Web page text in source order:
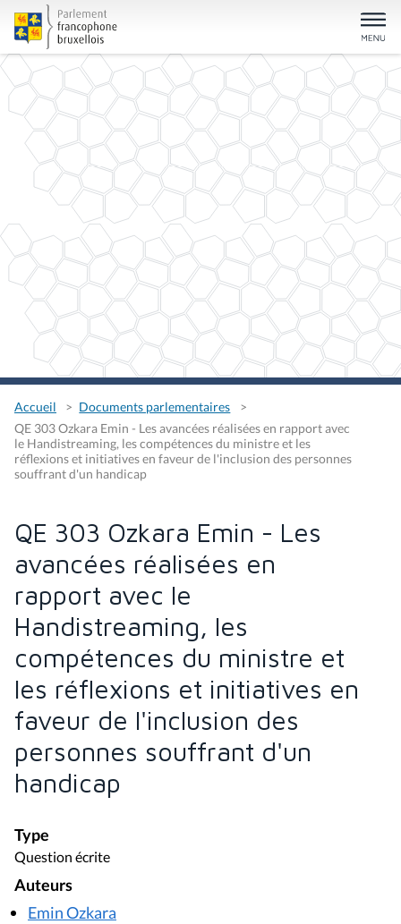
Accueil
Documents parlementaires
QE 303 Ozkara Emin - Les avancées réalisées en rapport avec
le Handistreaming, les compétences du ministre et les
réflexions et initiatives en faveur de l'inclusion des personnes
souffrant d'un handicap
QE 303 Ozkara Emin - Les
avancées réalisées en
rapport avec le
Handistreaming, les
compétences du ministre et
les réflexions et initiatives en
faveur de l'inclusion des
personnes souffrant d'un
handicap
Type
Question écrite
Auteurs
Emin Ozkara